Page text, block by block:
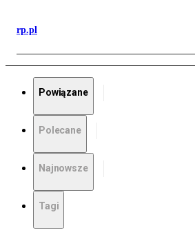
rp.pl
Powiązane
Polecane
Najnowsze
Tagi